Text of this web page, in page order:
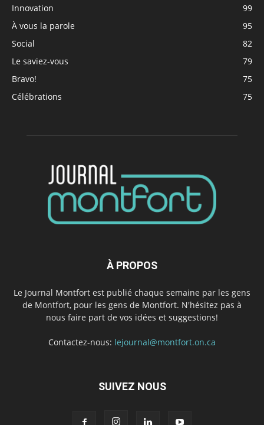
Innovation
99
À vous la parole
95
Social
82
Le saviez-vous
79
Bravo!
75
Célébrations
75
À PROPOS
Le Journal Montfort est publié chaque semaine par les gens
de Montfort, pour les gens de Montfort. N'hésitez pas à
nous faire part de vos idées et suggestions!
Contactez-nous: lejournal@montfort.on.ca
SUIVEZ NOUS